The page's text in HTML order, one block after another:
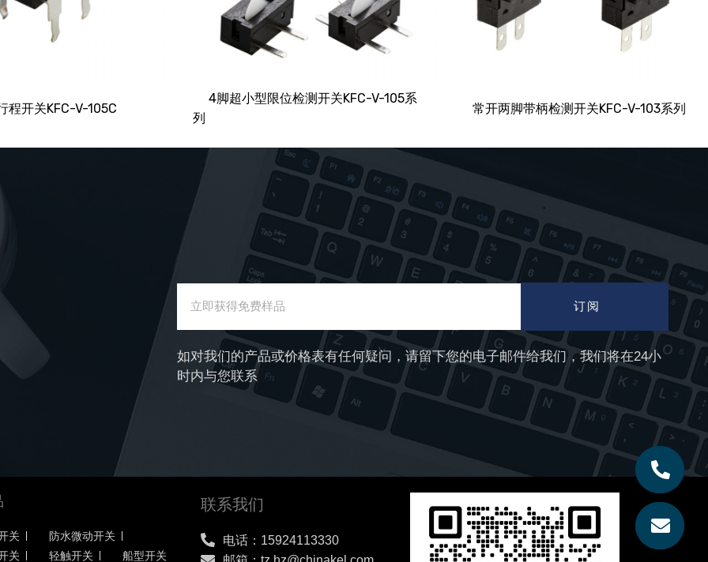
程开关KFC-V-105C
4脚超小型限位检测开关KFC-V-105系
列
常开两脚带柄检测开关KFC-V-103系列
订阅
如对我们的产品或价格表有任何疑问，请留下您的电子邮件给我们，我们将在24小
时内与您联系
关
防水微动开关
关
轻触开关 船型开关
联系我们
电话：15924113330